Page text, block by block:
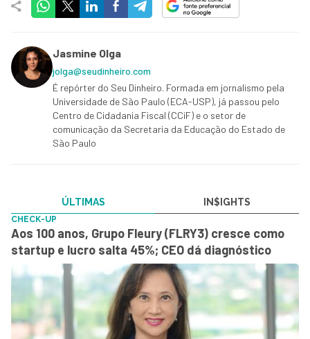
Jasmine Olga
jolga@seudinheiro.com
É repórter do Seu Dinheiro. Formada em jornalismo pela
Universidade de São Paulo (ECA-USP), já passou pelo
Centro de Cidadania Fiscal (CCiF) e o setor de
comunicação da Secretaria da Educação do Estado de
São Paulo
ÚLTIMAS IN$IGHTS
CHECK-UP
Aos 100 anos, Grupo Fleury (FLRY3) cresce como
startup e lucro salta 45%; CEO dá diagnóstico